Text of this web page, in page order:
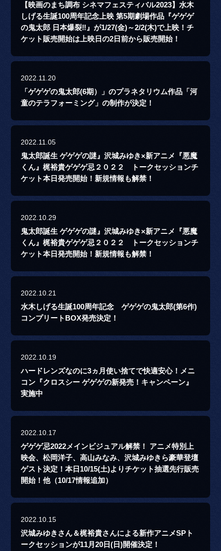
【映画のまち調布 シネマフェスティバル2023】水木
しげる生誕100周年記念上映 第5期劇場作品『ゲゲゲ
の鬼太郎 日本爆裂‼』が1/27(金)～2/2(木)で上映！チ
ケット販売開始は上映日の2日前から販売開始！
2022.11.20
「ゲゲゲの鬼太郎(6期）」のプラネタリウム作品「河
童のテラフォーミング」の制作が決定！
2022.11.05
鬼太郎誕生 ゲゲゲの謎』沢城みゆき×新アニメ『悪魔
くん』梶裕貴ゲゲゲ忌２０２２ トークセッションチ
ケット本日発売開始！新規情報も解禁！
2022.10.29
鬼太郎誕生 ゲゲゲの謎』沢城みゆき×新アニメ『悪魔
くん』梶裕貴ゲゲゲ忌２０２２ トークセッションチ
ケット本日発売開始！新規情報も解禁！
2022.10.21
水木しげる生誕100周年記念 ゲゲゲの鬼太郎(第6作)
コンプリートBOX発売決定！
2022.10.19
ハードレンズなのに3ヵ月使い捨てで快適安心！メニ
コン『クロスシー ゲゲゲの新発売！キャンペーン』
実施中
2022.10.17
ゲゲゲ忌2022メインビジュアル解禁！ アニメ特別上
映会、松岡洋子、高山みなみ、沢城みゆきら豪華登壇
ゲスト決定！本日10/15(土)よりチケット抽選先行販売
開始！他（10/17情報追加）
2022.10.15
沢城みゆきさん＆梶裕貴さんによる新作アニメSPト
ークセッションが11月20日(日)開催決定！